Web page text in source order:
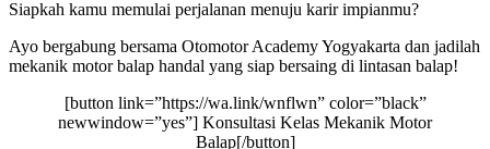
Siapkah kamu memulai perjalanan menuju karir impianmu?
Ayo bergabung bersama Otomotor Academy Yogyakarta dan jadilah
mekanik motor balap handal yang siap bersaing di lintasan balap!
[button link=”https://wa.link/wnflwn” color=”black”
newwindow=”yes”] Konsultasi Kelas Mekanik Motor
Balap[/button]